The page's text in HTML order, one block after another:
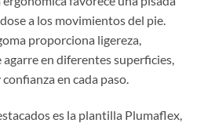
a los movimientos del pie.
proporciona ligereza,
en diferentes superficies,
en cada paso.
es la plantilla Plumaflex,